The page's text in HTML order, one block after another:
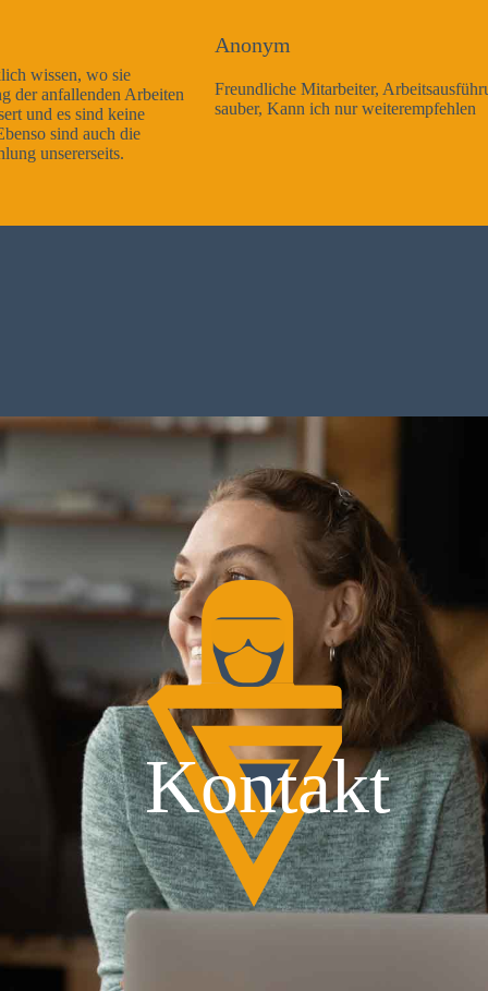
Freundliche Mitarbeiter, Arbeitsausführung sehr gut und sehr
sauber, Kann ich nur weiterempfehlen
Kontakt